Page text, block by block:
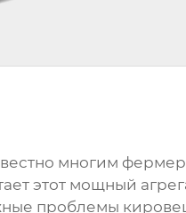
многим
этот мощный
проблемы